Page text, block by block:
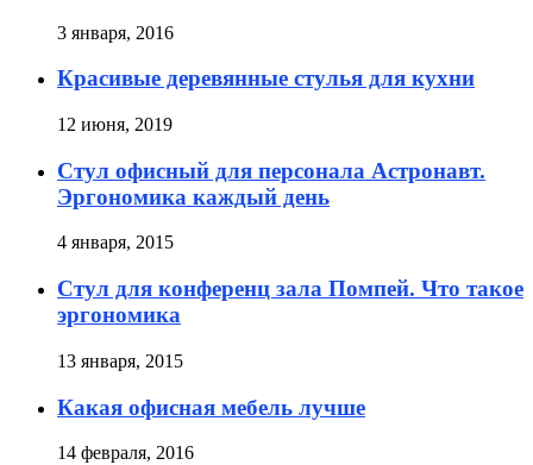
3 января, 2016
Красивые деревянные стулья для кухни
12 июня, 2019
Стул офисный для персонала Астронавт.
Эргономика каждый день
4 января, 2015
Стул для конференц зала Помпей. Что такое
эргономика
13 января, 2015
Какая офисная мебель лучше
14 февраля, 2016